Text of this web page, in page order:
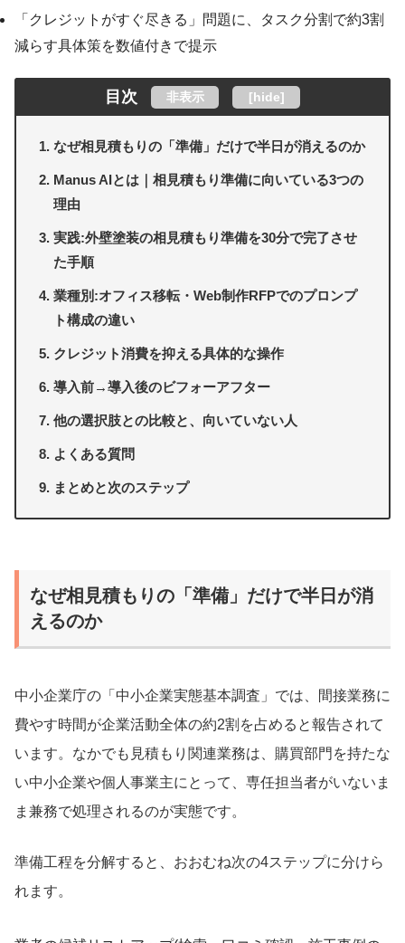
「クレジットがすぐ尽きる」問題に、タスク分割で約3割
減らす具体策を数値付きで提示
目次 非表示 [hide]
なぜ相見積もりの「準備」だけで半日が消えるのか
Manus AIとは｜相見積もり準備に向いている3つの
理由
実践:外壁塗装の相見積もり準備を30分で完了させ
た手順
業種別:オフィス移転・Web制作RFPでのプロンプ
ト構成の違い
クレジット消費を抑える具体的な操作
導入前→導入後のビフォーアフター
他の選択肢との比較と、向いていない人
よくある質問
まとめと次のステップ
なぜ相見積もりの「準備」だけで半日が消
えるのか
中小企業庁の「中小企業実態基本調査」では、間接業務に
費やす時間が企業活動全体の約2割を占めると報告されて
います。なかでも見積もり関連業務は、購買部門を持たな
い中小企業や個人事業主にとって、専任担当者がいないま
ま兼務で処理されるのが実態です。
準備工程を分解すると、おおむね次の4ステップに分けら
れます。